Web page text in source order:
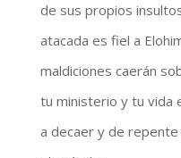
de sus propios
atacada es fiel a
maldiciones caerán
tu ministerio y tu vida
a decaer y de